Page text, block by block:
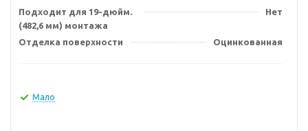
Подходит для 19-дюйм.
(482,6 мм) монтажа
Нет
Отделка поверхности Оцинкованная
Мало